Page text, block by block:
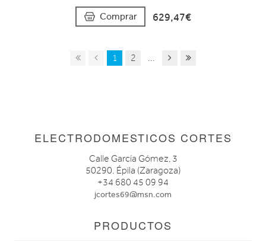
Comprar 629,47€
1 2 ...
ELECTRODOMESTICOS CORTES
Calle García Gómez, 3
50290. Épila (Zaragoza)
+34 680 45 09 94
jcortes69@msn.com
PRODUCTOS